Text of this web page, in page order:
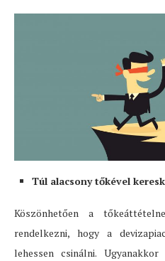
Túl alacsony tőkével
Köszönhetően a
rendelkezni, hogy a
lehessen csinálni.